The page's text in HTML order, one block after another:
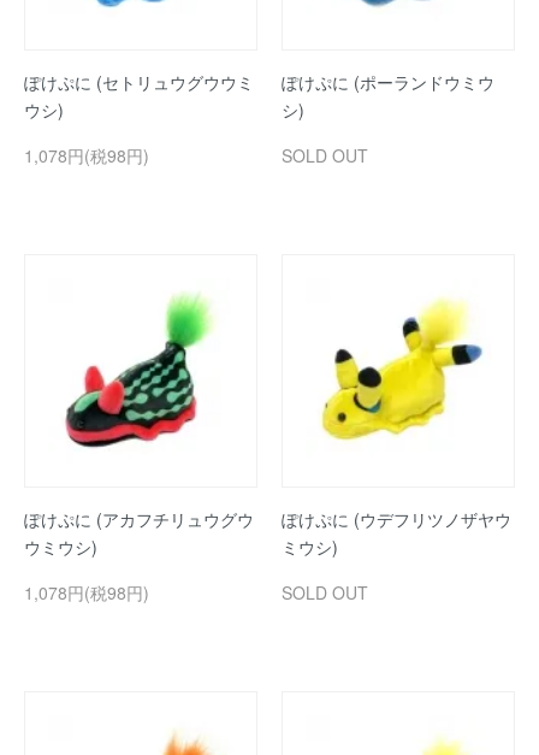
ぽけぷに (セトリュウグウウミ
ウシ)
1,078円(税98円)
ぽけぷに (ポーランドウミウ
シ)
SOLD OUT
ぽけぷに (アカフチリュウグウ
ウミウシ)
1,078円(税98円)
ぽけぷに (ウデフリツノザヤウ
ミウシ)
SOLD OUT